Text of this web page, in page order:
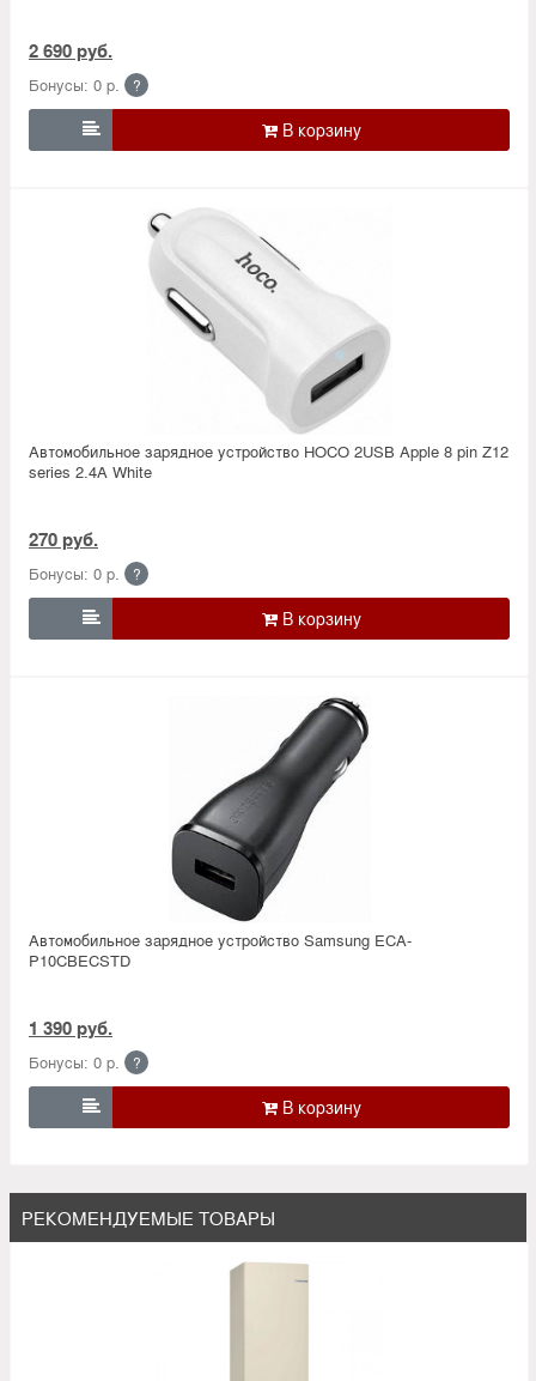
2 690 руб.
Бонусы: 0 р. ?

Автомобильное зарядное устройство HOCO 2USB Apple 8 pin Z12
series 2.4A White
270 руб.
Бонусы: 0 р. ?

Автомобильное зарядное устройство Samsung ECA-
P10CBECSTD
1 390 руб.
Бонусы: 0 р. ?

РЕКОМЕНДУЕМЫЕ ТОВАРЫ